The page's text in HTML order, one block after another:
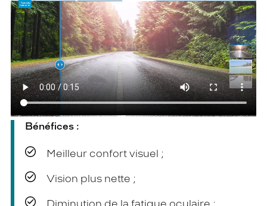
Bénéfices :
Meilleur confort visuel ;
Vision plus nette ;